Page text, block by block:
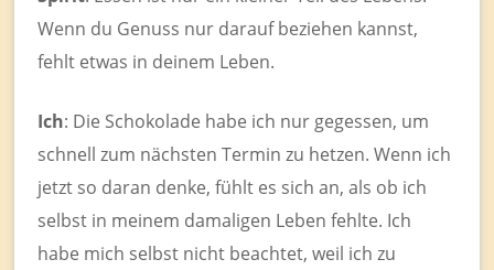
Wenn du Genuss nur darauf beziehen kannst,
fehlt etwas in deinem Leben.
Ich: Die Schokolade habe ich nur gegessen, um
schnell zum nächsten Termin zu hetzen. Wenn ich
jetzt so daran denke, fühlt es sich an, als ob ich
selbst in meinem damaligen Leben fehlte. Ich
habe mich selbst nicht beachtet, weil ich zu